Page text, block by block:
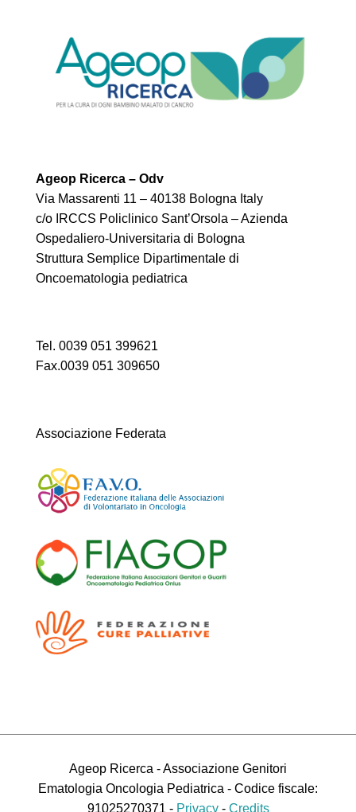
Ageop Ricerca – Odv
Via Massarenti 11 – 40138 Bologna Italy
c/o IRCCS Policlinico Sant’Orsola – Azienda
Ospedaliero-Universitaria di Bologna
Struttura Semplice Dipartimentale di
Oncoematologia pediatrica
Tel. 0039 051 399621
Fax.0039 051 309650
Associazione Federata
Ageop Ricerca - Associazione Genitori
Ematologia Oncologia Pediatrica - Codice fiscale:
91025270371 - Privacy- Credits